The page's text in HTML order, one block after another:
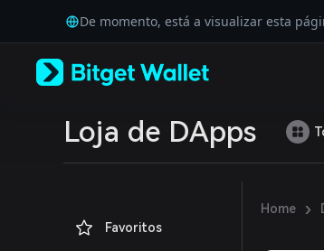
Tiếng Việt
Русский
Español (Latinoamérica)
Português (Portugal)
Bahasa Indonesia
De momento, está a visualizar esta
Loja de DApps
Favoritos
Home ›